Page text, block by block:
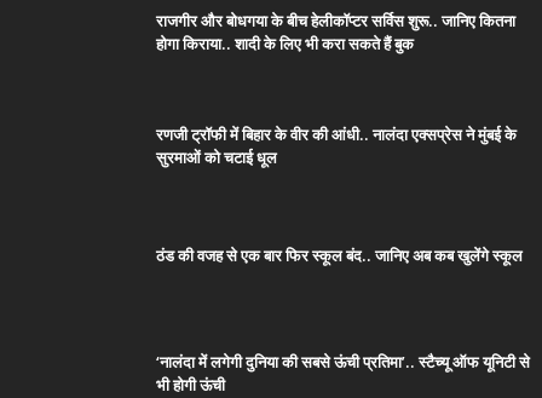
राजगीर और बोधगया के बीच हेलीकॉप्टर सर्विस शुरू.. जानिए कितना
होगा किराया.. शादी के लिए भी करा सकते हैं बुक
रणजी ट्रॉफी में बिहार के वीर की आंधी.. नालंदा एक्सप्रेस ने मुंबई के
सुरमाओं को चटाई धूल
ठंड की वजह से एक बार फिर स्कूल बंद.. जानिए अब कब खुलेंगे स्कूल
‘नालंदा में लगेगी दुनिया की सबसे ऊंची प्रतिमा’.. स्टैच्यू ऑफ यूनिटी से
भी होगी ऊंची